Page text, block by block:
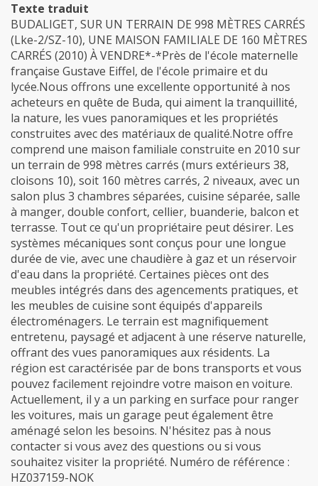
Texte traduit
BUDALIGET, SUR UN TERRAIN DE 998 MÈTRES CARRÉS
(Lke-2/SZ-10), UNE MAISON FAMILIALE DE 160 MÈTRES
CARRÉS (2010) À VENDRE*-*Près de l'école maternelle
française Gustave Eiffel, de l'école primaire et du
lycée.Nous offrons une excellente opportunité à nos
acheteurs en quête de Buda, qui aiment la tranquillité,
la nature, les vues panoramiques et les propriétés
construites avec des matériaux de qualité.Notre offre
comprend une maison familiale construite en 2010 sur
un terrain de 998 mètres carrés (murs extérieurs 38,
cloisons 10), soit 160 mètres carrés, 2 niveaux, avec un
salon plus 3 chambres séparées, cuisine séparée, salle
à manger, double confort, cellier, buanderie, balcon et
terrasse. Tout ce qu'un propriétaire peut désirer. Les
systèmes mécaniques sont conçus pour une longue
durée de vie, avec une chaudière à gaz et un réservoir
d'eau dans la propriété. Certaines pièces ont des
meubles intégrés dans des agencements pratiques, et
les meubles de cuisine sont équipés d'appareils
électroménagers. Le terrain est magnifiquement
entretenu, paysagé et adjacent à une réserve naturelle,
offrant des vues panoramiques aux résidents. La
région est caractérisée par de bons transports et vous
pouvez facilement rejoindre votre maison en voiture.
Actuellement, il y a un parking en surface pour ranger
les voitures, mais un garage peut également être
aménagé selon les besoins. N'hésitez pas à nous
contacter si vous avez des questions ou si vous
souhaitez visiter la propriété. Numéro de référence :
HZ037159-NOK